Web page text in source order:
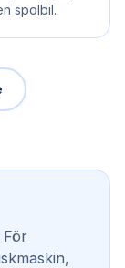
spolbil.
För